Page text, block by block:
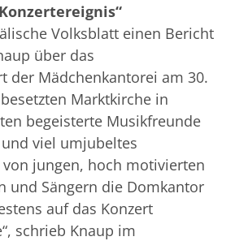
Volksblatt einen Bericht
über das
der Mädchenkantorei am 30.
Marktkirche in
begeisterte Musikfreunde
viel umjubeltes
jungen, hoch motivierten
und Sängern die Domkantor
auf das Konzert
schrieb Knaup im